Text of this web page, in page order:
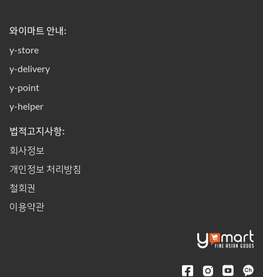
와이마트 안내:
y-store
y-delivery
y-point
y-helper
법적고지사항:
회사정보
개인정보 처리방침
철회권
이용약관